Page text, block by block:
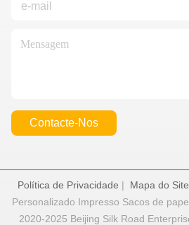
Contacte-Nos
Política de Privacidade | Mapa do Site
Personalizado Impresso Sacos de
2020-2025 Beijing Silk Road